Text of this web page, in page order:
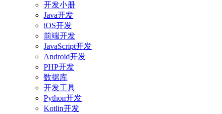
开发小册
Java开发
iOS开发
前端开发
JavaScript开发
Android开发
PHP开发
数据库
开发工具
Python开发
Kotlin开发